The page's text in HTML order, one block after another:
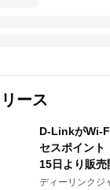
ース
D-LinkがWi-
セスポイン
15日より販売
ディーリンクジ